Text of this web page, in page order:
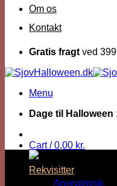
Om os
Kontakt
Gratis fragt ved 399
Menu
Dage til Halloween
Cart /0,00 kr.
Rekvisitter
Animatronic